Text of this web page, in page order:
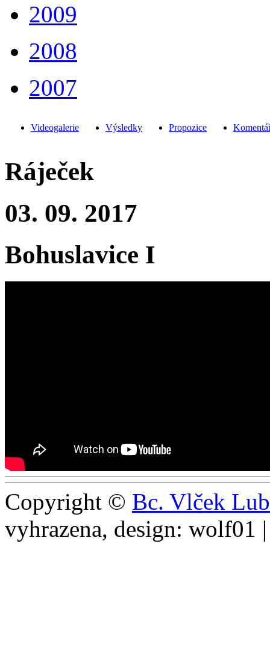
2009
2008
2007
Videogalerie Výsledky Propozice
Ráječek
03. 09. 2017
Bohuslavice I
Copyright © Bc. Vlček
vyhrazena, design: wolf01